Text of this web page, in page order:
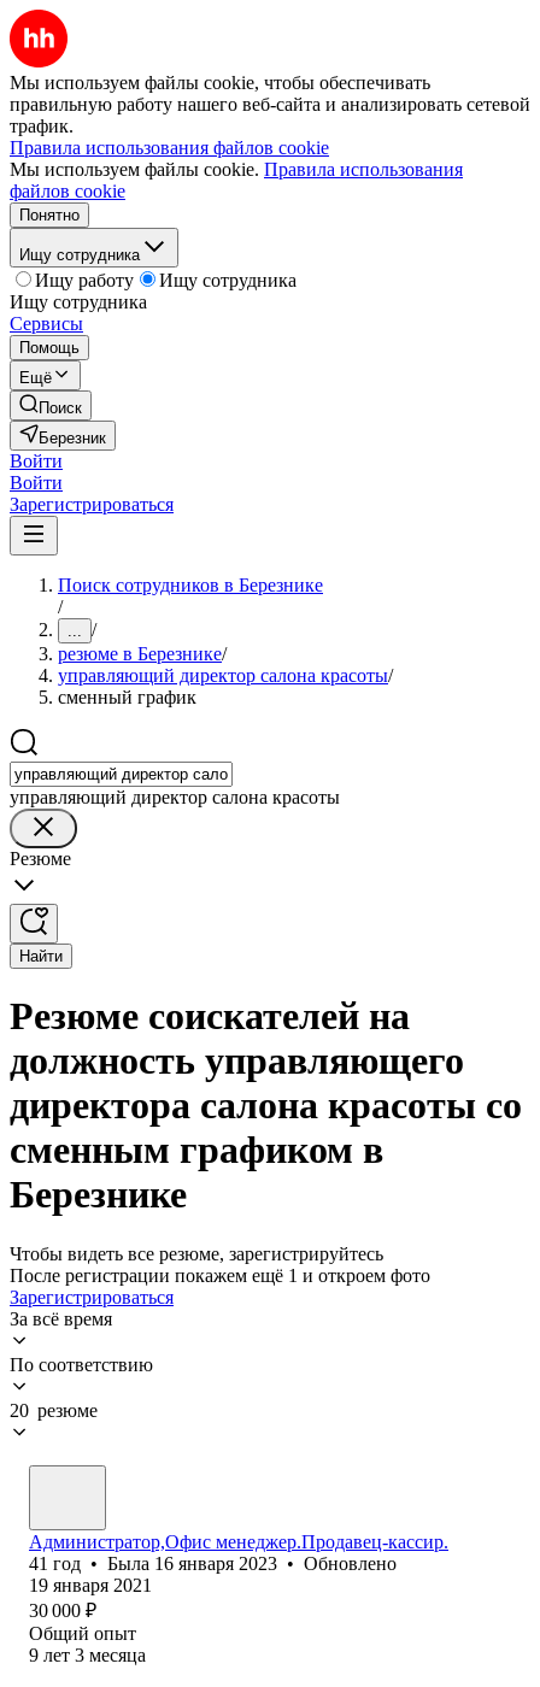
Мы используем файлы cookie, чтобы обеспечивать
правильную работу нашего веб-сайта и анализировать сетевой
трафик.
Правила использования файлов cookie
Мы используем файлы cookie. Правила использования
файлов cookie
Понятно
Ищу сотрудника
Ищу работу
Ищу сотрудника
Ищу сотрудника
Сервисы
Помощь
Ещё
Поиск
Березник
Войти
Войти
Зарегистрироваться
Поиск сотрудников в Березнике
/
... /
резюме в Березнике/
управляющий директор салона красоты/
сменный график
управляющий директор салона красоты
Резюме
Найти
Резюме соискателей на
должность управляющего
директора салона красоты со
сменным графиком в
Березнике
Чтобы видеть все резюме, зарегистрируйтесь
После регистрации покажем ещё 1 и откроем фото
Зарегистрироваться
За всё время
По соответствию
20 резюме
Администратор,Офис менеджер.Продавец-кассир.
41 год • Была 16 января 2023 • Обновлено
19 января 2021
30 000 ₽
Общий опыт
9 лет 3 месяца